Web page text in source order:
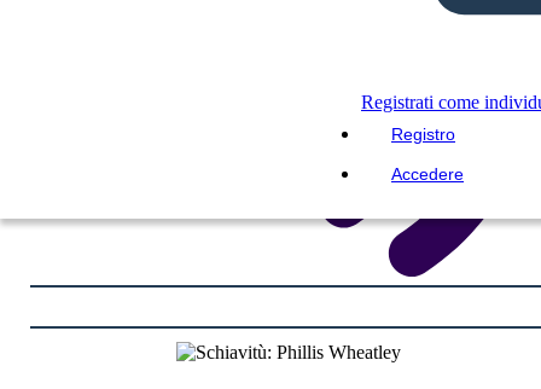
Registrati come
Registro
Accedere